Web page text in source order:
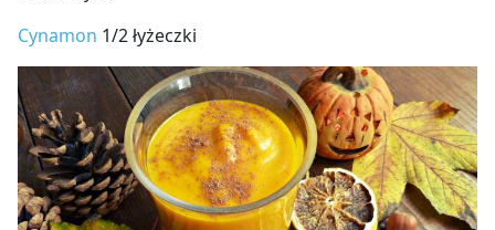
Cynamon 1/2 łyżeczki